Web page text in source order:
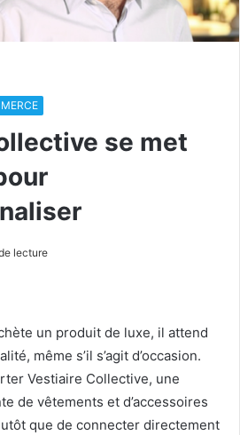
se met
lecture
un produit de luxe, il attend
même s’il s’agit d’occasion.
Vestiaire Collective, une
de vêtements et d’accessoires
que de connecter directement